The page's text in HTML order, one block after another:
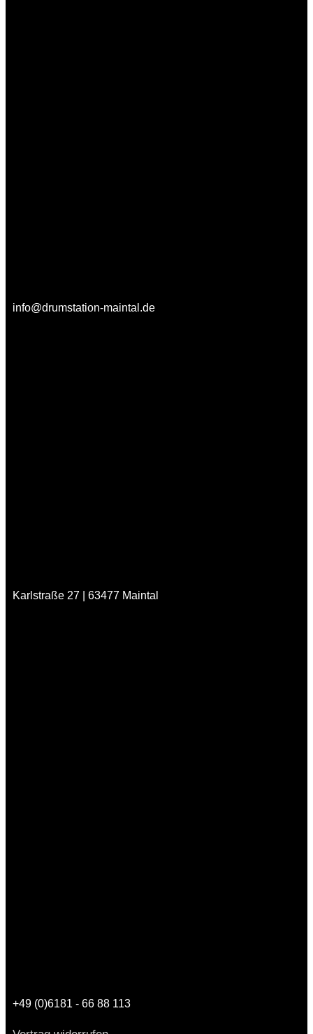
info@drumstation-maintal.de
Karlstraße 27 | 63477 Maintal
+49 (0)6181 - 66 88 113